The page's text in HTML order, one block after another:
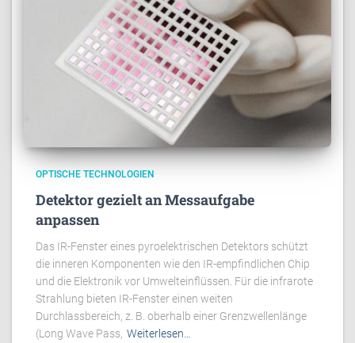
OPTISCHE TECHNOLOGIEN
Detektor gezielt an Messaufgabe
anpassen
Das IR-Fenster eines pyroelektrischen Detektors schützt
die inneren Komponenten wie den IR-empfindlichen Chip
und die Elektronik vor Umwelteinflüssen. Für die infrarote
Strahlung bieten IR-Fenster einen weiten
Durchlassbereich, z. B. oberhalb einer Grenzwellenlänge
(Long Wave Pass, Weiterlesen…